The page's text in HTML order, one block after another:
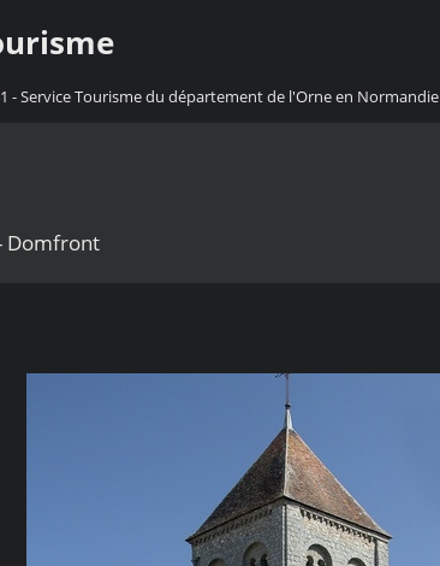
- Service Tourisme du département de l'Orne en Normandie
Domfront